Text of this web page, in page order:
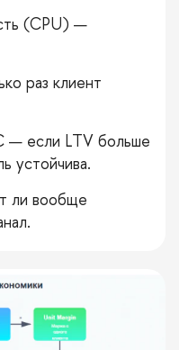
(CPU) —
раз клиент
— если LTV больше
устойчива.
ли вообще